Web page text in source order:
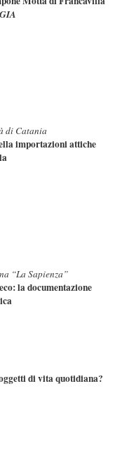
GIA
di Catania
importazioni attiche
“La Sapienza”
la documentazione
di vita quotidiana?